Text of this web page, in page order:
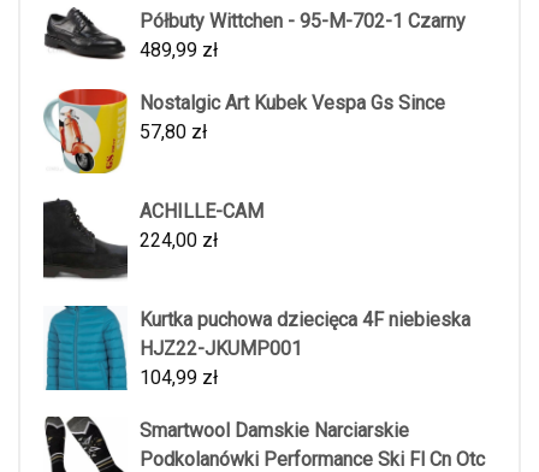
Półbuty Wittchen - 95-M-702-1 Czarny
489,99 zł
Nostalgic Art Kubek Vespa Gs Since
57,80 zł
ACHILLE-CAM
224,00 zł
Kurtka puchowa dziecięca 4F niebieska
HJZ22-JKUMP001
104,99 zł
Smartwool Damskie Narciarskie
Podkolanówki Performance Ski Fl Cn Otc